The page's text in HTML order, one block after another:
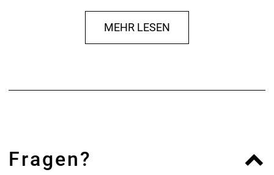
MEHR LESEN
Fragen?